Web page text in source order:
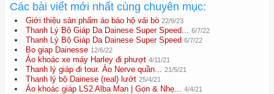
Các bài viết mới nhất cùng chuyên mục:
Giới thiệu sản phẩm áo bảo hộ vải bò 22/9/23
Thanh Lý Bộ Giáp Da Dainese Super Speed... 6/7/22
Thanh Lý Bộ Giáp Da Dainese Super Speed 6/7/22
Bo giap Dainesse 12/6/22
Áo khoác xe máy Harley đi phượt 4/11/21
Thanh lý giáp đi tour. Áo Nerve quần... 21/5/21
Thanh lý bộ Dainese (real) lướt 25/4/21
Áo khoác giáp LS2 Alba Man | Gọn & Nhẹ... 4/4/21